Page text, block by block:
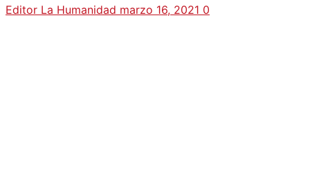
Editor La Humanidad marzo 16, 2021 0